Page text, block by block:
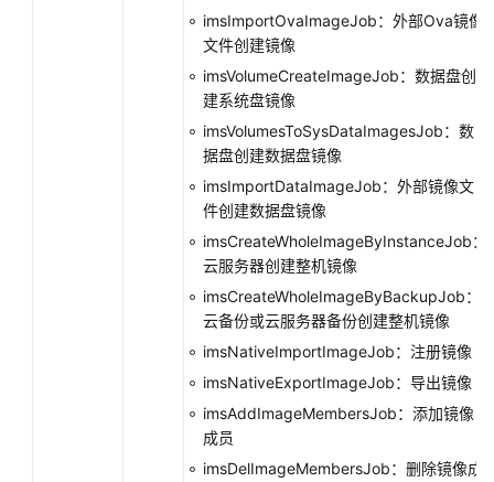
imsImportOvaImageJob：外部Ova镜像
文件创建镜像
imsVolumeCreateImageJob：数据盘创
建系统盘镜像
imsVolumesToSysDataImagesJob：数
据盘创建数据盘镜像
imsImportDataImageJob：外部镜像文
件创建数据盘镜像
imsCreateWholeImageByInstanceJob：
云服务器创建整机镜像
imsCreateWholeImageByBackupJob：
云备份或云服务器备份创建整机镜像
imsNativeImportImageJob：注册镜像
imsNativeExportImageJob：导出镜像
imsAddImageMembersJob：添加镜像
成员
imsDelImageMembersJob：删除镜像成